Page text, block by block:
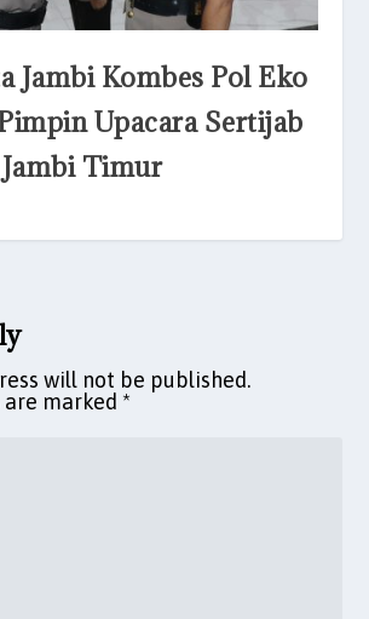
Jambi Kombes Pol Eko
Upacara Sertijab
Timur
will not be published.
marked *